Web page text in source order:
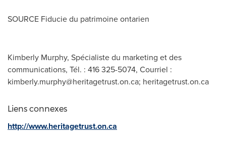
SOURCE Fiducie du patrimoine ontarien
Kimberly Murphy, Spécialiste du marketing et des
communications, Tél. : 416 325-5074, Courriel :
kimberly.murphy@heritagetrust.on.ca; heritagetrust.on.ca
Liens connexes
http://www.heritagetrust.on.ca